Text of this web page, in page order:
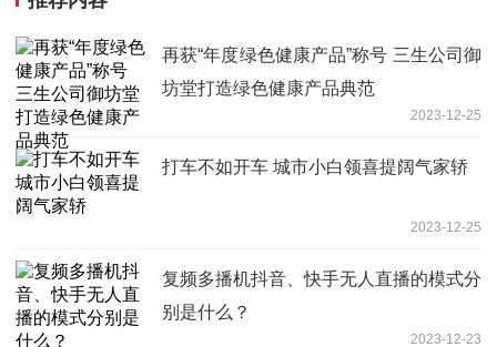
再获“年度绿色健康产品”称号 三生公司御
坊堂打造绿色健康产品典范
2023-12-25
打车不如开车 城市小白领喜提阔气家轿
2023-12-25
复频多播机抖音、快手无人直播的模式分
别是什么？
2023-12-23